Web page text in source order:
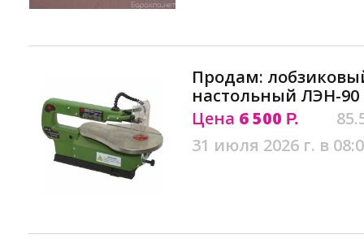
Продам:
настольный ЛЭН-90
Цена 6 500 Р.
31 июля 2026 г. в